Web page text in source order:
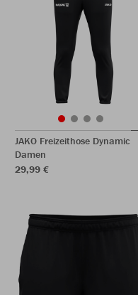
JAKO Freizeithose Dynamic
Damen
29,99 €